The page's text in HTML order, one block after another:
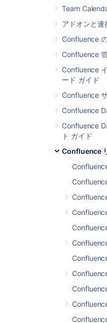
Team
アドオンと連
Confluence
Confluence
Confluence
ード ガイド
Confluence
Confluence
Confluence
ト ガイド
Confluence